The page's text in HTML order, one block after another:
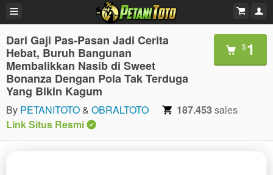
Dari Gaji Pas-Pasan Jadi Cerita
Hebat, Buruh Bangunan
Membalikkan Nasib di Sweet
Bonanza Dengan Pola Tak Terduga
Yang Bikin Kagum
$1
By PETANITOTO& OBRALTOTO 187.453sales
Link Situs Resmi